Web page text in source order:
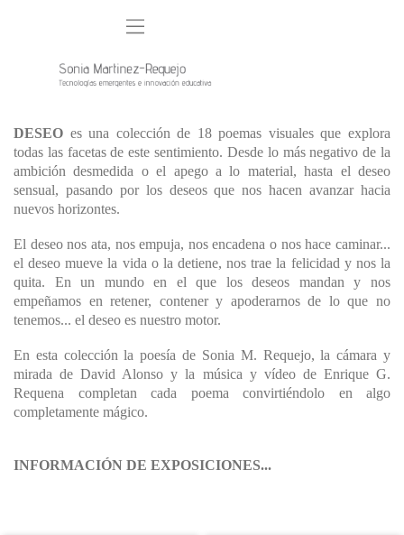
DESEO es una colección de 18 poemas visuales que explora
todas las facetas de este sentimiento. Desde lo más negativo de la
ambición desmedida o el apego a lo material, hasta el deseo
sensual, pasando por los deseos que nos hacen avanzar hacia
nuevos horizontes.
El deseo nos ata, nos empuja, nos encadena o nos hace caminar...
el deseo mueve la vida o la detiene, nos trae la felicidad y nos la
quita. En un mundo en el que los deseos mandan y nos
empeñamos en retener, contener y apoderarnos de lo que no
tenemos... el deseo es nuestro motor.
En esta colección la poesía de Sonia M. Requejo, la cámara y
mirada de David Alonso y la música y vídeo de Enrique G.
Requena completan cada poema convirtiéndolo en algo
completamente mágico.
INFORMACIÓN DE EXPOSICIONES...